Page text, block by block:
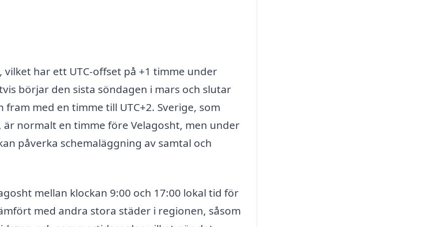
har ett UTC-offset på +1 timme under
börjar den sista söndagen i mars och slutar
med en timme till UTC+2. Sverige, som
normalt en timme före Velagosht, men under
påverka schemaläggning av samtal och
mellan klockan 9:00 och 17:00 lokal tid för
med andra stora städer i regionen, såsom